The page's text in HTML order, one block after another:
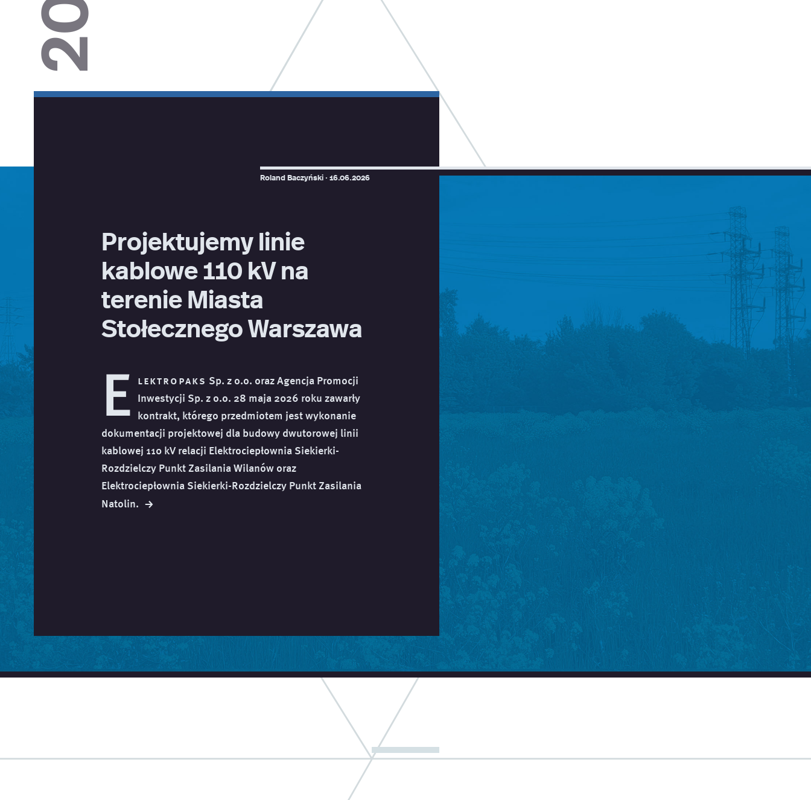
Roland Baczyński · 16.06.2026
Projektujemy linie
kablowe 110 kV na
terenie Miasta
Stołecznego Warszawa
E lektropaks Sp. z o.o. oraz Agencja Promocji
Inwestycji Sp. z o.o. 28 maja 2026 roku zawarły
kontrakt, którego przedmiotem jest wykonanie
dokumentacji projektowej dla budowy dwutorowej linii
kablowej 110 kV relacji Elektrociepłownia Siekierki-
Rozdzielczy Punkt Zasilania Wilanów oraz
Elektrociepłownia Siekierki-Rozdzielczy Punkt Zasilania
Natolin. →